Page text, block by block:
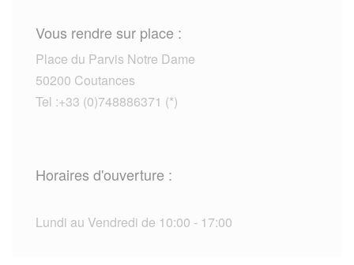
Vous rendre sur place :
Place du Parvis Notre Dame
50200 Coutances
Tel :+33 (0)748886371 (*)
Horaires d'ouverture :
Lundi au Vendredi de 10:00 - 17:00